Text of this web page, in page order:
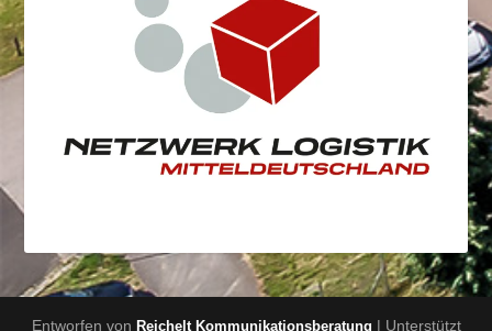
Entworfen von Reichelt Kommunikationsberatung | Unterstützt